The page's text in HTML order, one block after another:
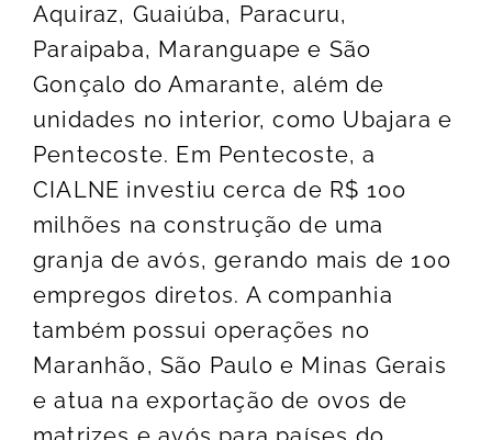
Aquiraz, Guaiúba, Paracuru,
Paraipaba, Maranguape e São
Gonçalo do Amarante, além de
unidades no interior, como Ubajara e
Pentecoste. Em Pentecoste, a
CIALNE investiu cerca de R$ 100
milhões na construção de uma
granja de avós, gerando mais de 100
empregos diretos. A companhia
também possui operações no
Maranhão, São Paulo e Minas Gerais
e atua na exportação de ovos de